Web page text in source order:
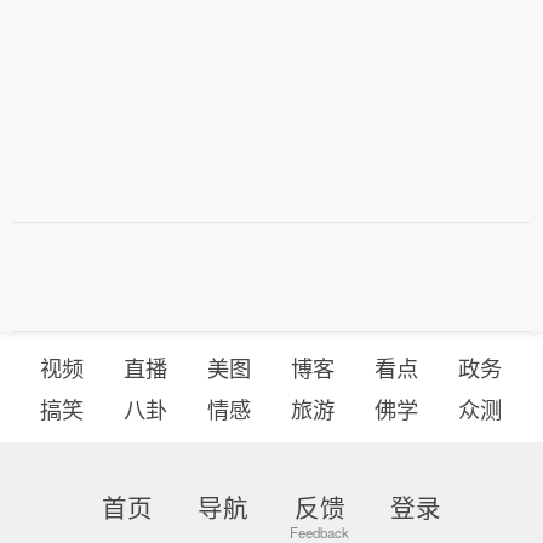
视频 直播 美图 博客 看点
政务
搞笑
八卦 情感 旅游 佛学 众测
首页 导航 反馈 登录